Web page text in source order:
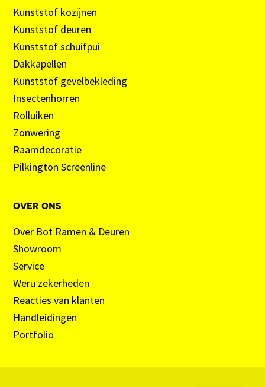
Kunststof kozijnen
Kunststof deuren
Kunststof schuifpui
Dakkapellen
Kunststof gevelbekleding
Insectenhorren
Rolluiken
Zonwering
Raamdecoratie
Pilkington Screenline
over ons
Over Bot Ramen & Deuren
Showroom
Service
Weru zekerheden
Reacties van klanten
Handleidingen
Portfolio